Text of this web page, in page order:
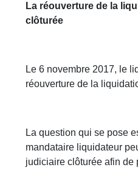
La réouverture de la
clôturée
Le 6 novembre 2017, le
réouverture de la
La question qui se pose
mandataire liquidateur
judiciaire clôturée afin de